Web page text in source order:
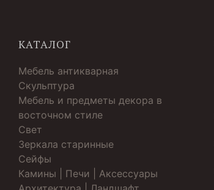
КАТАЛОГ
Мебель антикварная
Скульптура
Мебель и предметы декора в
восточном стиле
Свет
Зеркала старинные
Cейфы
Камины | Печи | Аксессуары